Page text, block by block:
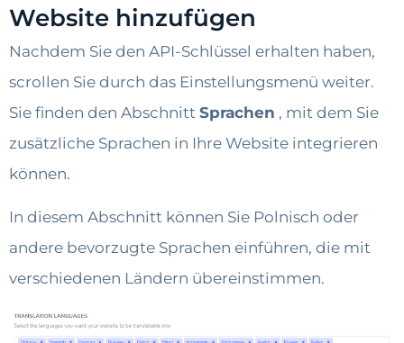
Website hinzufügen
Nachdem Sie den API-Schlüssel erhalten haben,
scrollen Sie durch das Einstellungsmenü weiter.
Sie finden den Abschnitt Sprachen , mit dem Sie
zusätzliche Sprachen in Ihre Website integrieren
können.
In diesem Abschnitt können Sie Polnisch oder
andere bevorzugte Sprachen einführen, die mit
verschiedenen Ländern übereinstimmen.